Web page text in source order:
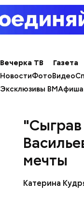
Вечерка ТВ Газета
НовостиФотоВидео
Эксклюзивы ВМ
мечты
Катерина